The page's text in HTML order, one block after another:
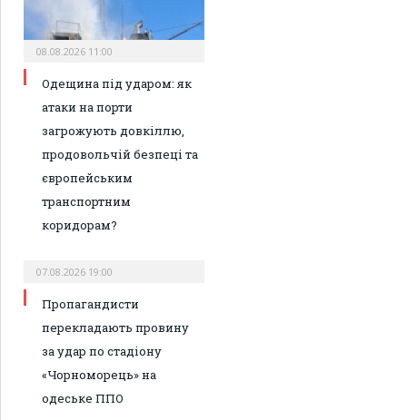
08.08.2026 11:00
Одещина під ударом: як
атаки на порти
загрожують довкіллю,
продовольчій безпеці та
європейським
транспортним
коридорам?
07.08.2026 19:00
Пропагандисти
перекладають провину
за удар по стадіону
«Чорноморець» на
одеське ППО